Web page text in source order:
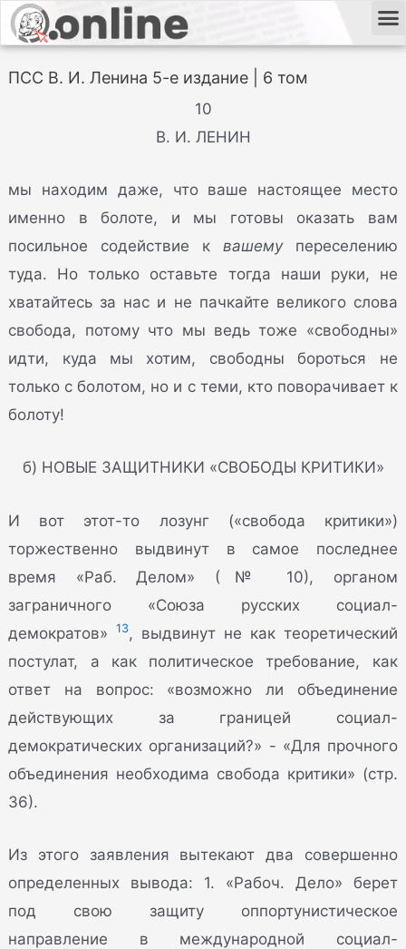
ПСС В. И. Ленина 5-е издание | 6 том
10
В. И. ЛЕНИН
мы находим даже, что ваше настоящее место
именно в болоте, и мы готовы оказать вам
посильное содействие к вашемупереселению
туда. Но только оставьте тогда наши руки, не
хватайтесь за нас и не пачкайте великого слова
свобода, потому что мы ведь тоже «свободны»
идти, куда мы хотим, свободны бороться не
только с болотом, но и с теми, кто поворачивает к
болоту!
б) НОВЫЕ ЗАЩИТНИКИ «СВОБОДЫ КРИТИКИ»
И вот этот-то лозунг («свобода критики»)
торжественно выдвинут в самое последнее
время «Раб. Делом» (№ 10), органом
заграничного «Союза русских социал-
демократов»
13, выдвинут не как теоретический
постулат, а как политическое требование, как
ответ на вопрос: «возможно ли объединение
действующих за границей социал-
демократических организаций?» - «Для прочного
объединения необходима свобода критики» (стр.
36).
Из этого заявления вытекают два совершенно
определенных вывода: 1. «Рабоч. Дело» берет
под свою защиту оппортунистическое
направление в международной социал-